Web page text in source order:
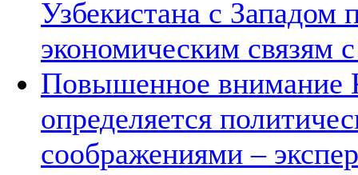
Узбекистана с
экономическим связям
Повышенное внимание
определяется
соображениями –